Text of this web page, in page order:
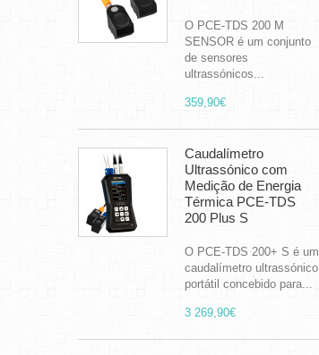
O PCE-TDS 200 M
SENSOR é um conjunto
de sensores
ultrassónicos...
359,90€
Caudalímetro
Ultrassónico com
Medição de Energia
Térmica PCE-TDS
200 Plus S
O PCE-TDS 200+ S é um
caudalímetro ultrassónico
portátil concebido para...
3 269,90€